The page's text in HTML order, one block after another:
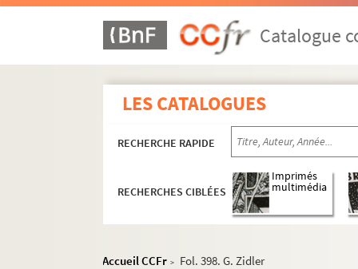
Catalogue
LES CATALOGUES
RECHERCHE RAPIDE
RECHERCHES CIBLÉES
Imprimés
multimédia
Accueil CCFr > Fol. 398. G. Zidler